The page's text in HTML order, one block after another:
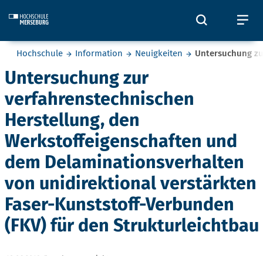
Öffnet
Sie befinden sich hier:
Hochschule Information Neuigkeiten Untersuchung
Untersuchung zur
verfahrenstechnischen
Herstellung, den
Werkstoffeigenschaften und
dem Delaminationsverhalten
von unidirektional verstärkten
Faser-Kunststoff-Verbunden
(FKV) für den Strukturleichtbau